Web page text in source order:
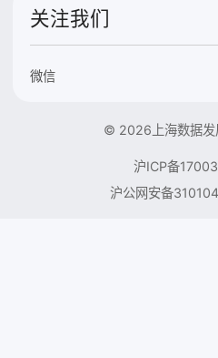
关注我们
微信
© 2026上海数据发
沪ICP备
沪公网安备